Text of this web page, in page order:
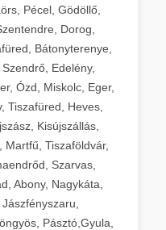
Pécel, Gödöllő,
Dorog,
Bátonyterenye,
Edelény,
Ózd, Miskolc, Eger,
Tiszafüred, Heves,
Kisújszállás,
Tiszaföldvár,
Szarvas,
Abony, Nagykáta,
Pásztó,Gyula,